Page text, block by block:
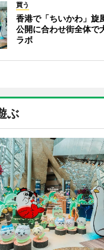
買う
香港で「ちいかわ」旋
公開に合わせ街全体で
ラボ
ぶ